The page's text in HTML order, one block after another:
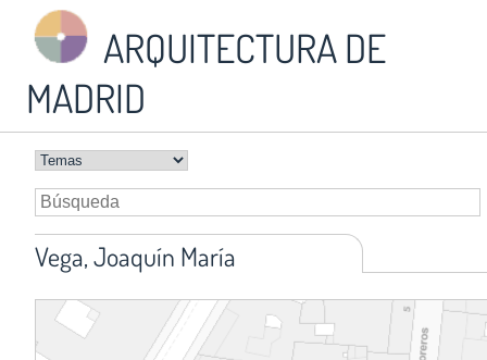
ARQUITECTURA DE
MADRID
Vega, Joaquín María